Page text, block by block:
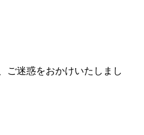
ご迷惑をおかけいたしまし